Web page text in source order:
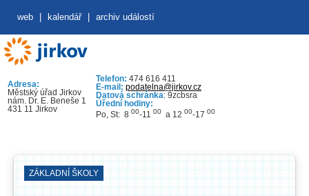
web kalendář archiv událostí
Adresa:
Městský úřad Jirkov
nám. Dr. E. Beneše 1
431 11 Jirkov
Telefon: 474 616 411
E-mail: podatelna@jirkov.cz
Datová schránka: 9zcbsra
Úřední hodiny:
Po, St: 8 00-11 00 a 12 00-17 00
ZÁKLADNÍ ŠKOLY